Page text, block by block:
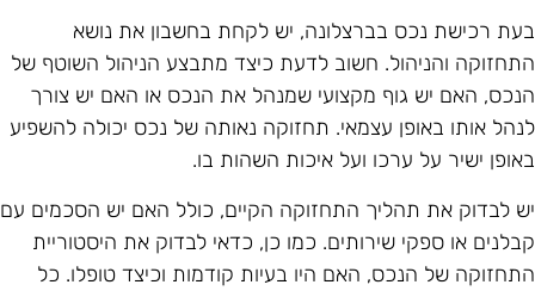
רכישת נכס בברצלונה, יש לקחת בחשבון את נושא
והניהול. חשוב לדעת כיצד מתבצע הניהול השוטף של
האם יש גוף מקצועי שמנהל את הנכס או האם יש צורך
אותו באופן עצמאי. תחזוקה נאותה של נכס יכולה להשפיע
ישיר על ערכו ועל איכות השהות בו.
לבדוק את תהליך התחזוקה הקיים, כולל האם יש הסכמים עם
או ספקי שירותים. כמו כן, כדאי לבדוק את היסטוריית
של הנכס, האם היו בעיות קודמות וכיצד טופלו. כל